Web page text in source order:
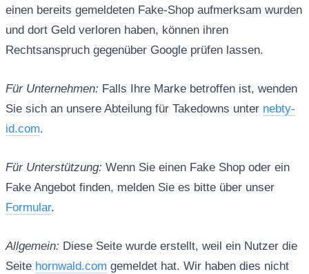
einen bereits gemeldeten Fake-Shop aufmerksam wurden
und dort Geld verloren haben, können ihren
Rechtsanspruch gegenüber Google prüfen lassen.
Für Unternehmen: Falls Ihre Marke betroffen ist, wenden
Sie sich an unsere Abteilung für Takedowns unter nebty-
id.com.
Für Unterstützung: Wenn Sie einen Fake Shop oder ein
Fake Angebot finden, melden Sie es bitte über unser
Formular.
Allgemein: Diese Seite wurde erstellt, weil ein Nutzer die
Seite hornwald.com gemeldet hat. Wir haben dies nicht